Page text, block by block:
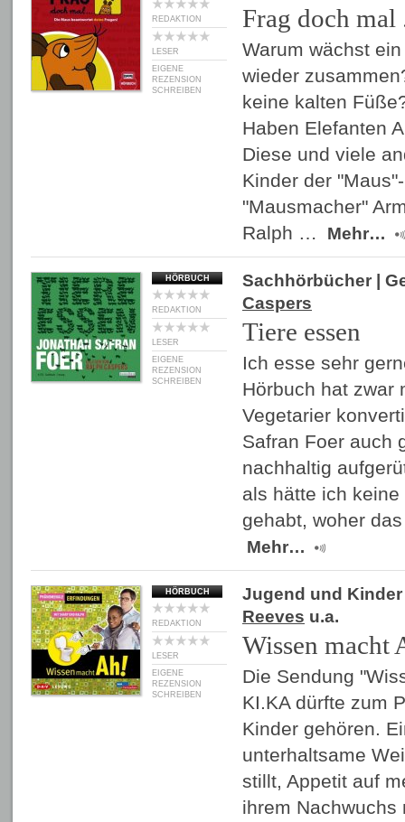
REDAKTION
LESER
EIGENE
REZENSION
SCHREIBEN
Frag doch mal
Warum wächst
wieder
keine kalten
Haben Elefanten
Diese und viele
Kinder der
"Mausmacher"
Ralph …
Mehr…
HÖRBUCH
REDAKTION
LESER
EIGENE
REZENSION
SCHREIBEN
Sachhörbücher |
Caspers
Tiere essen
Ich esse sehr
Hörbuch hat zwar
Vegetarier
Safran Foer auch
nachhaltig
als hätte ich
gehabt, woher
Mehr…
HÖRBUCH
REDAKTION
LESER
EIGENE
REZENSION
SCHREIBEN
Jugend und Kinder
Reeves u.a.
Wissen macht
Die Sendung
KI.KA dürfte zum
Kinder gehören.
unterhaltsame
stillt, Appetit auf
ihrem Nachwuchs